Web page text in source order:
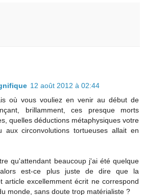
12 août 2012 à 02:44
où vous vouliez en venir au début de
brillamment, ces presque morts
quelles déductions métaphysiques votre
aux circonvolutions tortueuses allait en
qu'attendant beaucoup j'ai été quelque
est-ce plus juste de dire que la
article excellemment écrit ne correspond
monde, sans doute trop matérialiste ?